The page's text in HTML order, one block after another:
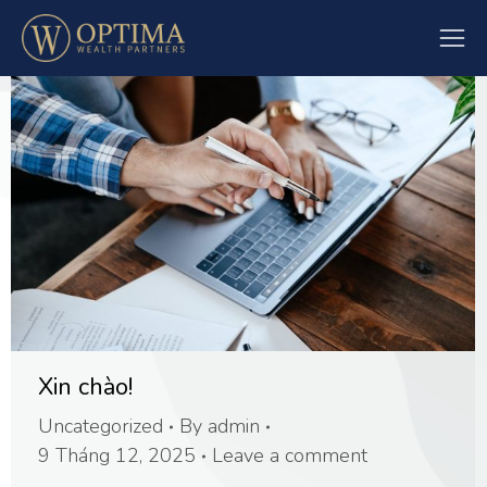
Xin chào!
Uncategorized By admin
9 Tháng 12, 2025
Leave a comment